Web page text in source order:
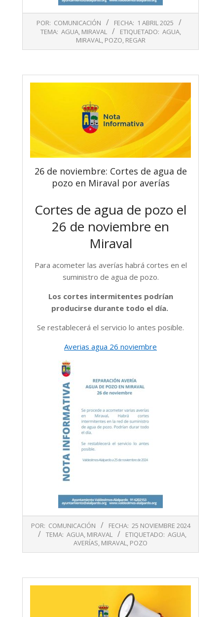
POR: COMUNICACIÓN FECHA: 1 ABRIL 2025
TEMA: AGUA, MIRAVAL ETIQUETADO: AGUA,
MIRAVAL, POZO, REGAR
26 de noviembre: Cortes de agua de
pozo en Miraval por averías
Cortes de agua de pozo el
26 de noviembre en
Miraval
Para acometer las averías habrá cortes en el
suministro de agua de pozo.
Los cortes intermitentes podrían
producirse durante todo el día.
Se restablecerá el servicio lo antes posible.
Averias agua 26 noviembre
11-
POR: COMUNICACIÓN FECHA: 25 NOVIEMBRE 2024
TEMA: AGUA, MIRAVAL ETIQUETADO: AGUA,
AVERÍAS, MIRAVAL, POZO